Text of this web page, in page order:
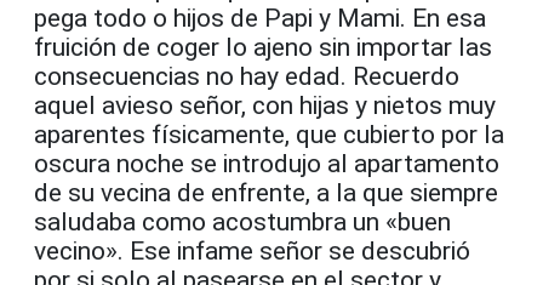
pega todo o hijos de Papi y Mami. En esa
fruición de coger lo ajeno sin importar las
consecuencias no hay edad. Recuerdo
aquel avieso señor, con hijas y nietos muy
aparentes físicamente, que cubierto por la
oscura noche se introdujo al apartamento
de su vecina de enfrente, a la que siempre
saludaba como acostumbra un «buen
vecino». Ese infame señor se descubrió